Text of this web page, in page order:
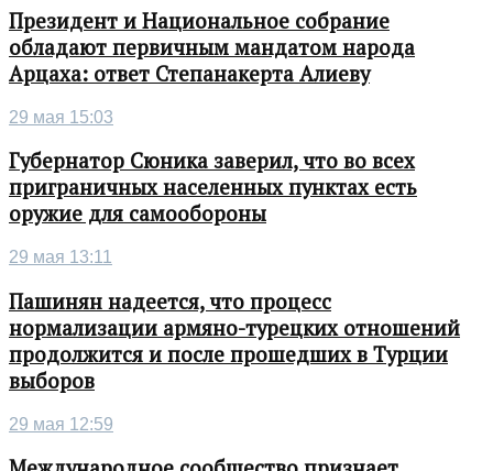
Президент и Национальное собрание
обладают первичным мандатом народа
Арцаха: ответ Степанакерта Алиеву
29 мая 15:03
Губернатор Сюника заверил, что во всех
приграничных населенных пунктах есть
оружие для самообороны
29 мая 13:11
Пашинян надеется, что процесс
нормализации армяно-турецких отношений
продолжится и после прошедших в Турции
выборов
29 мая 12:59